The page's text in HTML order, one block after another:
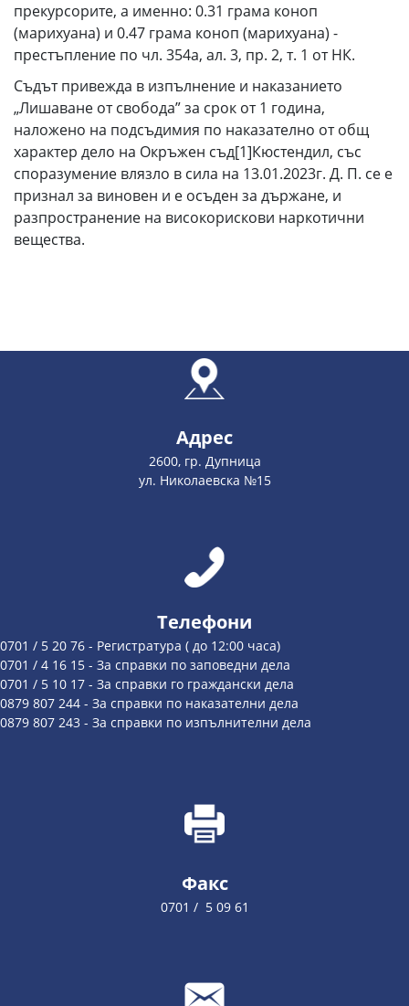
прекурсорите, а именно: 0.31 грама коноп
(марихуана) и 0.47 грама коноп (марихуана) -
престъпление по чл. 354а, ал. 3, пр. 2, т. 1 от НК.
Съдът привежда в изпълнение и наказанието
„Лишаване от свобода” за срок от 1 година,
наложено на подсъдимия по наказателно от общ
характер дело на Окръжен съд[1]Кюстендил, със
споразумение влязло в сила на 13.01.2023г. Д. П. се е
признал за виновен и е осъден за държане, и
разпространение на високорискови наркотични
вещества.
Адрес
2600, гр. Дупница
ул. Николаевска №15
Телефони
0701 / 5 20 76 - Регистратура ( до 12:00 часа)
0701 / 4 16 15 - За справки по заповедни дела
0701 / 5 10 17 - За справки го граждански дела
0879 807 244 - За справки по наказателни дела
0879 807 243 - За справки по изпълнителни дела
Факс
0701 / 5 09 61